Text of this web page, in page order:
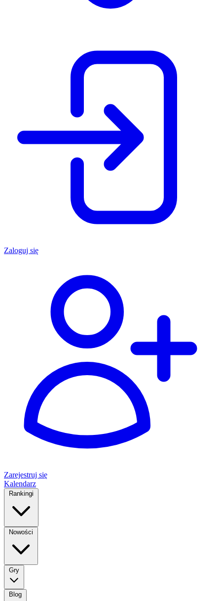
Zaloguj się
Zarejestruj się
Kalendarz
Rankingi
Nowości
Gry
Blog